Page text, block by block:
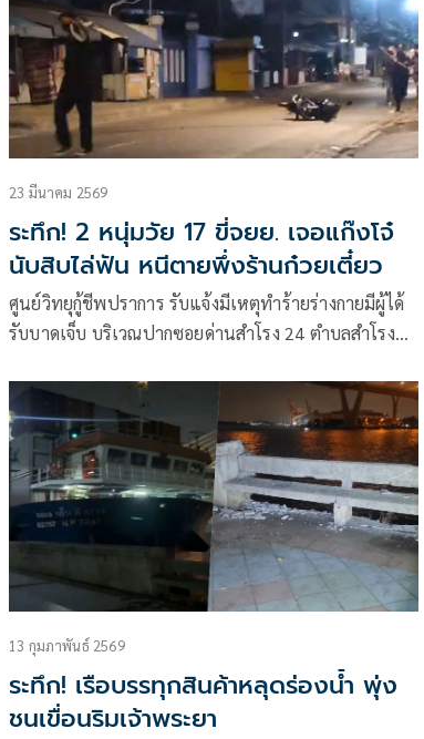
23 มีนาคม 2569
ระทึก! 2 หนุ่มวัย 17 ขี่จยย. เจอแก๊งโจ๋
นับสิบไล่ฟัน หนีตายพึ่งร้านก๋วยเตี๋ยว
ศูนย์วิทยุกู้ชีพปราการ รับแจ้งมีเหตุทำร้ายร่างกายมีผู้ได้
รับบาดเจ็บ บริเวณปากซอยด่านสำโรง 24 ตำบลสำโรง
13 กุมภาพันธ์ 2569
ระทึก! เรือบรรทุกสินค้าหลุดร่องน้ำ พุ่ง
ชนเขื่อนริมเจ้าพระยา